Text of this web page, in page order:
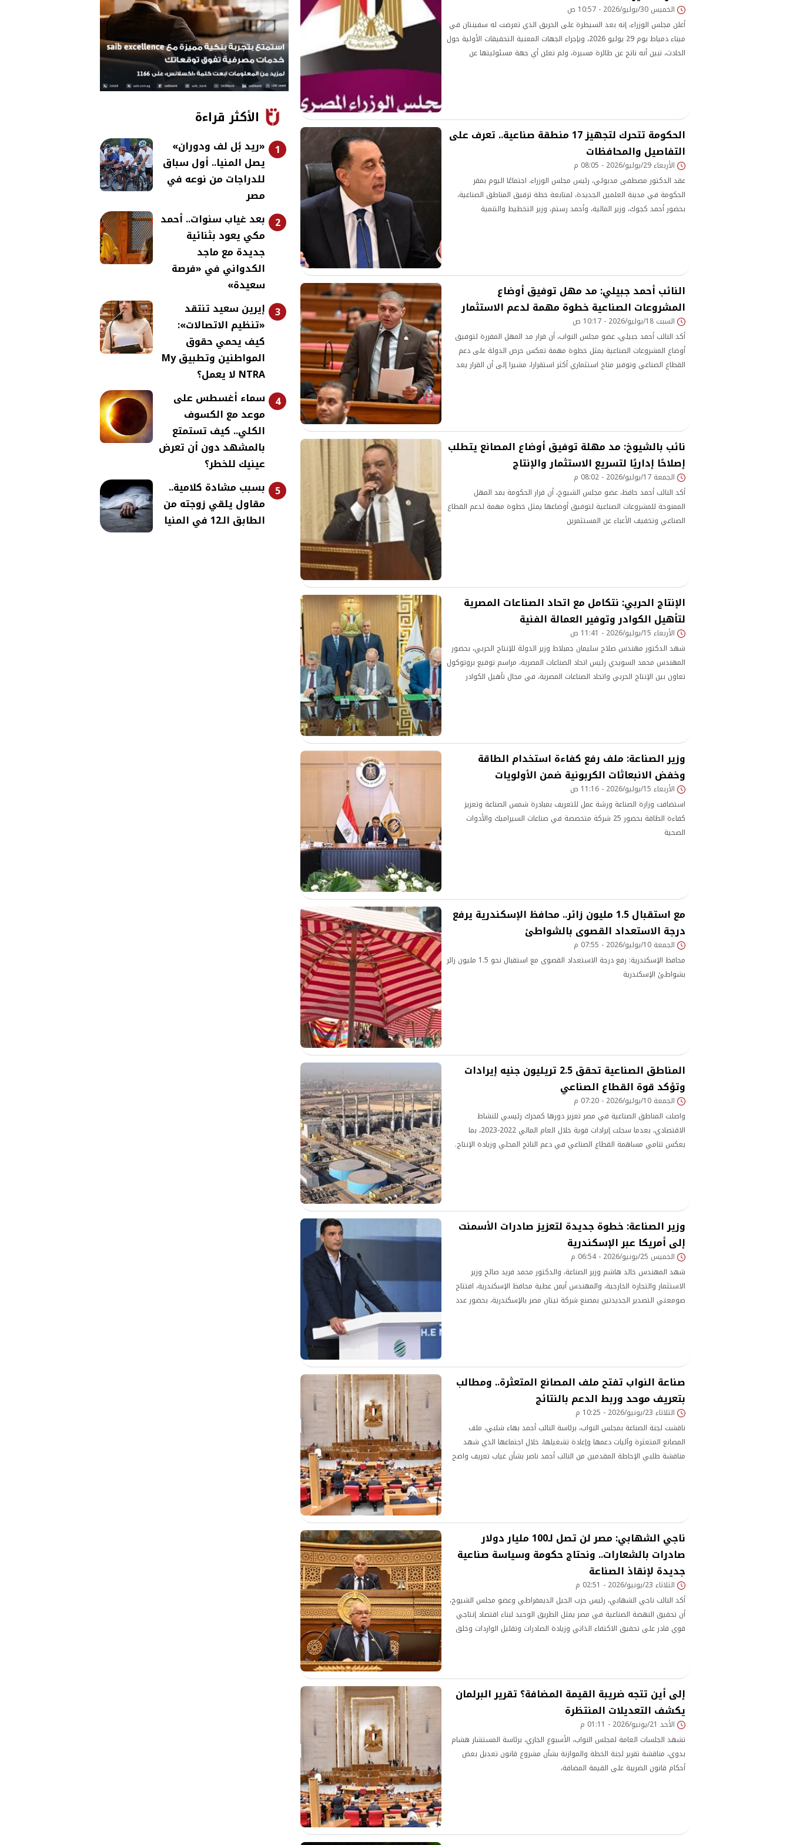
الخميس 30/يوليو/2026 - 10:57 ص
أعلن مجلس الوزراء، إنه بعد السيطرة على الحريق الذي تعرضت له سفينتان في
ميناء دمياط يوم 29 يوليو 2026، وبإجراء الجهات المعنية التحقيقات الأولية حول
الحادث، تبين أنه ناتج عن طائرة مسيرة، ولم تعلن أي جهة مسئوليتها عن
الحكومة تتحرك لتجهيز 17 منطقة صناعية.. تعرف على
التفاصيل والمحافظات
الأربعاء 29/يوليو/2026 - 08:05 م
عقد الدكتور مصطفى مدبولي، رئيس مجلس الوزراء، اجتماعًا اليوم بمقر
الحكومة في مدينة العلمين الجديدة، لمتابعة خطة ترفيق المناطق الصناعية،
بحضور أحمد كجوك، وزير المالية، وأحمد رستم، وزير التخطيط والتنمية
النائب أحمد جبيلي: مد مهل توفيق أوضاع
المشروعات الصناعية خطوة مهمة لدعم الاستثمار
السبت 18/يوليو/2026 - 10:17 ص
أكد النائب أحمد جبيلي، عضو مجلس النواب، أن قرار مد المهل المقررة لتوفيق
أوضاع المشروعات الصناعية يمثل خطوة مهمة تعكس حرص الدولة على دعم
القطاع الصناعي وتوفير مناخ استثماري أكثر استقرارا، مشيرا إلى أن القرار يعد
نائب بالشيوخ: مد مهلة توفيق أوضاع المصانع يتطلب
إصلاحًا إداريًا لتسريع الاستثمار والإنتاج
الجمعة 17/يوليو/2026 - 08:02 م
أكد النائب أحمد حافظ، عضو مجلس الشيوخ، أن قرار الحكومة بمد المهل
الممنوحة للمشروعات الصناعية لتوفيق أوضاعها يمثل خطوة مهمة لدعم القطاع
الصناعي وتخفيف الأعباء عن المستثمرين
الإنتاج الحربي: نتكامل مع اتحاد الصناعات المصرية
لتأهيل الكوادر وتوفير العمالة الفنية
الأربعاء 15/يوليو/2026 - 11:41 ص
شهد الدكتور مهندس صلاح سليمان جمبلاط وزير الدولة للإنتاج الحربي، بحضور
المهندس محمد السويدي رئيس اتحاد الصناعات المصرية، مراسم توقيع بروتوكول
تعاون بين الإنتاج الحربي واتحاد الصناعات المصرية، في مجال تأهيل الكوادر
وزير الصناعة: ملف رفع كفاءة استخدام الطاقة
وخفض الانبعاثات الكربونية ضمن الأولويات
الأربعاء 15/يوليو/2026 - 11:16 ص
استضافت وزارة الصناعة ورشة عمل للتعريف بمبادرة شمس الصناعة وتعزيز
كفاءة الطاقة بحضور 25 شركة متخصصة في صناعات السيراميك والأدوات
الصحية
مع استقبال 1.5 مليون زائر.. محافظ الإسكندرية يرفع
درجة الاستعداد القصوى بالشواطئ
الجمعة 10/يوليو/2026 - 07:55 م
محافظ الإسكندرية: رفع درجة الاستعداد القصوى مع استقبال نحو 1.5 مليون زائر
بشواطئ الإسكندرية
المناطق الصناعية تحقق 2.5 تريليون جنيه إيرادات
وتؤكد قوة القطاع الصناعي
الجمعة 10/يوليو/2026 - 07:20 م
واصلت المناطق الصناعية في مصر تعزيز دورها كمحرك رئيسي للنشاط
الاقتصادي، بعدما سجلت إيرادات قوية خلال العام المالي 2022-2023، بما
يعكس تنامي مساهمة القطاع الصناعي في دعم الناتج المحلي وزيادة الإنتاج.
وزير الصناعة: خطوة جديدة لتعزيز صادرات الأسمنت
إلى أمريكا عبر الإسكندرية
الخميس 25/يونيو/2026 - 06:54 م
شهد المهندس خالد هاشم وزير الصناعة، والدكتور محمد فريد صالح وزير
الاستثمار والتجارة الخارجية، والمهندس أيمن عطية محافظ الإسكندرية، افتتاح
صومعتي التصدير الجديدتين بمصنع شركة تيتان مصر بالإسكندرية، بحضور عدد
صناعة النواب تفتح ملف المصانع المتعثرة.. ومطالب
بتعريف موحد وربط الدعم بالنتائج
الثلاثاء 23/يونيو/2026 - 10:25 م
ناقشت لجنة الصناعة بمجلس النواب، برئاسة النائب أحمد بهاء شلبي، ملف
المصانع المتعثرة وآليات دعمها وإعادة تشغيلها، خلال اجتماعها الذي شهد
مناقشة طلبي الإحاطة المقدمين من النائب أحمد ناصر بشأن غياب تعريف واضح
ناجي الشهابي: مصر لن تصل لـ100 مليار دولار
صادرات بالشعارات.. ونحتاج حكومة وسياسة صناعية
جديدة لإنقاذ الصناعة
الثلاثاء 23/يونيو/2026 - 02:51 م
أكد النائب ناجي الشهابي، رئيس حزب الجيل الديمقراطي وعضو مجلس الشيوخ،
أن تحقيق النهضة الصناعية في مصر يمثل الطريق الوحيد لبناء اقتصاد إنتاجي
قوي قادر على تحقيق الاكتفاء الذاتي وزيادة الصادرات وتقليل الواردات وخلق
إلى أين تتجه ضريبة القيمة المضافة؟ تقرير البرلمان
يكشف التعديلات المنتظرة
الأحد 21/يونيو/2026 - 01:11 م
تشهد الجلسات العامة لمجلس النواب، الأسبوع الجاري، برئاسة المستشار هشام
بدوي، مناقشة تقرير لجنة الخطة والموازنة بشأن مشروع قانون تعديل بعض
أحكام قانون الضريبة على القيمة المضافة،
الأكثر قراءة
1
«ريد بُل لف ودوران»
يصل المنيا.. أول سباق
للدراجات من نوعه في
مصر
2
بعد غياب سنوات.. أحمد
مكي يعود بثنائية
جديدة مع ماجد
الكدواني في «فرصة
سعيدة»
3 إيرين سعيد تنتقد
«تنظيم الاتصالات»:
كيف يحمي حقوق
المواطنين وتطبيق My
NTRA لا يعمل؟
4
سماء أغسطس على
موعد مع الكسوف
الكلي.. كيف تستمتع
بالمشهد دون أن تعرض
عينيك للخطر؟
5
بسبب مشادة كلامية..
مقاول يلقي زوجته من
الطابق الـ12 في المنيا